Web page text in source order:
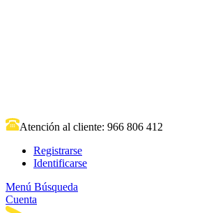
Atención al cliente: 966 806 412
Registrarse
Identificarse
Menú Búsqueda
Cuenta